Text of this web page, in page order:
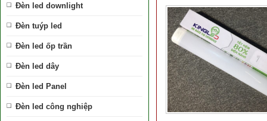
Đèn led downlight
Đèn tuýp led
Đèn led ốp trần
Đèn led dây
Đèn led Panel
Đèn led công nghiệp